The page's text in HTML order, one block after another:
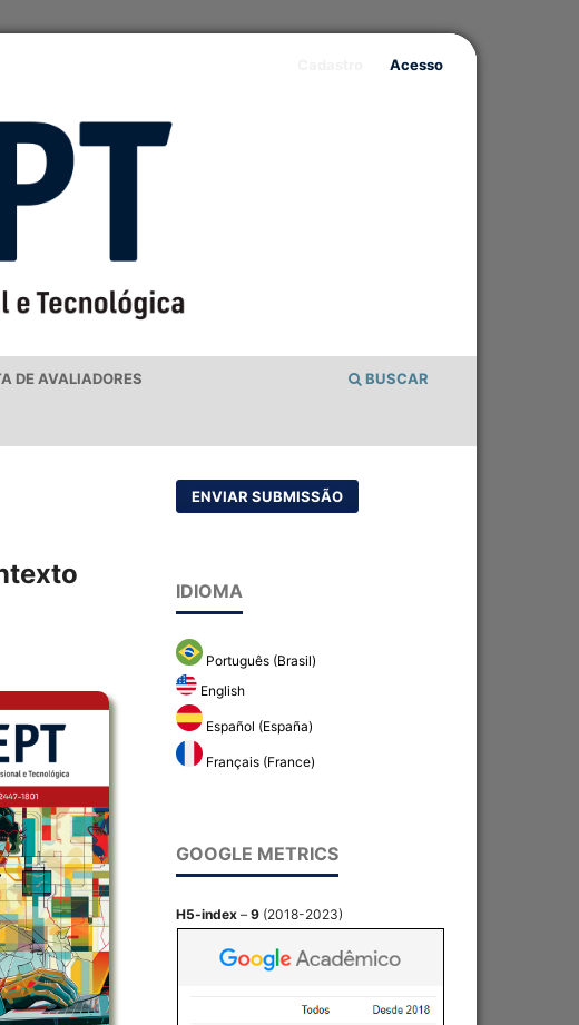
DE AVALIADORES BUSCAR
Acesso
ENVIAR SUBMISSÃO
IDIOMA
Português (Brasil)
English
Español (España)
Français (France)
GOOGLE METRICS
H5-index – 9 (2018-2023)